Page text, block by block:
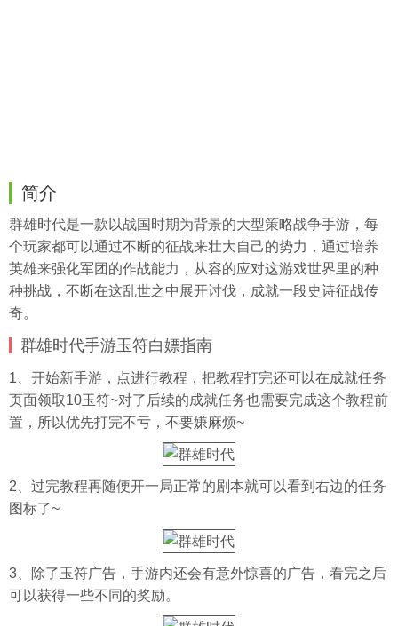
简介
群雄时代是一款以战国时期为背景的大型策略战争手游，每
个玩家都可以通过不断的征战来壮大自己的势力，通过培养
英雄来强化军团的作战能力，从容的应对这游戏世界里的种
种挑战，不断在这乱世之中展开讨伐，成就一段史诗征战传
奇。
群雄时代手游玉符白嫖指南
1、开始新手游，点进行教程，把教程打完还可以在成就任务
页面领取10玉符~对了后续的成就任务也需要完成这个教程前
置，所以优先打完不亏，不要嫌麻烦~
2、过完教程再随便开一局正常的剧本就可以看到右边的任务
图标了~
3、除了玉符广告，手游内还会有意外惊喜的广告，看完之后
可以获得一些不同的奖励。